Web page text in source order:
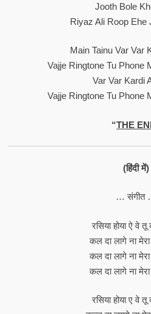
Jooth Bole
Riyaz Ali Roop Ehe
Main Tainu Var Var
Vajje Ringtone Tu Phone
Var Var Kardi
Vajje Ringtone Tu Phone
“THE
(हिंदी में)
… संगीत
रसिया होया ऐ वे
कल दा लागे ना
कल दा लागे ना
कल दा लागे ना
रसिया होया ए वे